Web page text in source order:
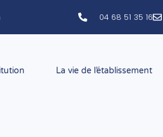
04 68 51 35 16
La vie de l’établissement